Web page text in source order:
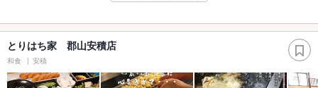
とりはち家 郡山安積店
和食 安積